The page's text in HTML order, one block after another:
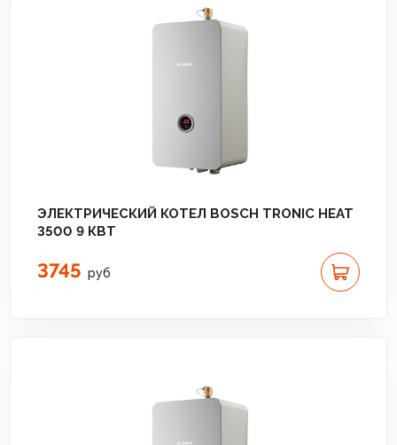
ЭЛЕКТРИЧЕСКИЙ КОТЕЛ BOSCH TRONIC HEAT
3500 9 КВТ
3745 руб